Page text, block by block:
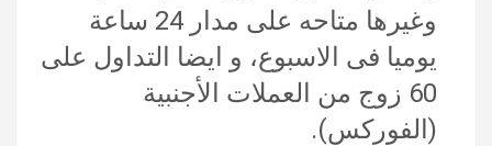
وغيرها متاحه على مدار 24 ساعة
يوميا فى الاسبوع، و ايضا التداول على
60 زوج من العملات الأجنبية
(الفوركس).